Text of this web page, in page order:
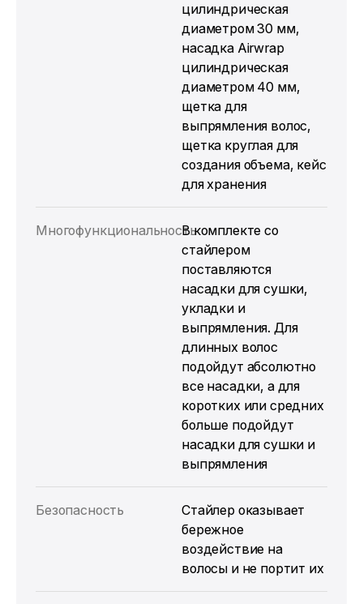
цилиндрическая
диаметром 30 мм,
насадка Airwrap
цилиндрическая
диаметром 40 мм,
щетка для
выпрямления волос,
щетка круглая для
создания объема, кейс
для хранения
МногофункциональностьВ комплекте со
стайлером
поставляются
насадки для сушки,
укладки и
выпрямления. Для
длинных волос
подойдут абсолютно
все насадки, а для
коротких или средних
больше подойдут
насадки для сушки и
выпрямления
Безопасность
Стайлер оказывает
бережное
воздействие на
волосы и не портит их